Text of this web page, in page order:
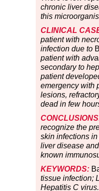
chronic liver
this
CLINICAL
patient with
infection due to
patient with
secondary to
patient
emergency with
lesions,
dead in few
recognize the
skin infections
liver disease
known
KEYWORDS:
tissue infection;
Hepatitis C virus.